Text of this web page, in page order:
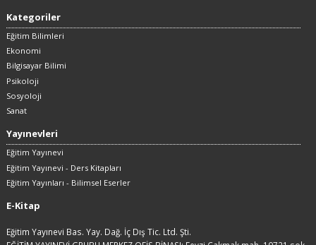
Kategoriler
Eğitim Bilimleri
Ekonomi
Bilgisayar Bilimi
Psikoloji
Sosyoloji
Sanat
Yayınevleri
Eğitim Yayınevi
Eğitim Yayınevi - Ders Kitapları
Eğitim Yayınları - Bilimsel Eserler
E-Kitap
Eğitim Yayınevi Bas. Yay. Dağ. İç Dış Tic. Ltd. Şti.